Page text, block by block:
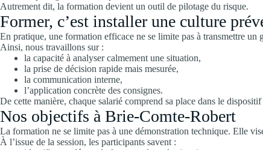
Autrement dit, la formation devient un outil de pilotage du risque.
Former, c’est installer une culture
En pratique, une formation efficace ne se limite pas à transmettre
Ainsi, nous travaillons sur :
la capacité à analyser calmement une situation,
la prise de décision rapide mais mesurée,
la communication interne,
l’application concrète des consignes.
De cette manière, chaque salarié comprend sa place dans le
Nos objectifs à Brie-Comte-Robert
La formation ne se limite pas à une démonstration technique. Elle
À l’issue de la session, les participants savent :